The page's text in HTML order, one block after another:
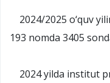
2024/2025 o‘quv
193 nomda 3405
2024 yilda institut